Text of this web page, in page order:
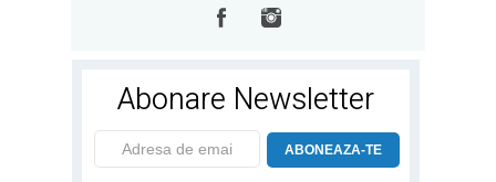
Abonare Newsletter
ABONEAZA-TE